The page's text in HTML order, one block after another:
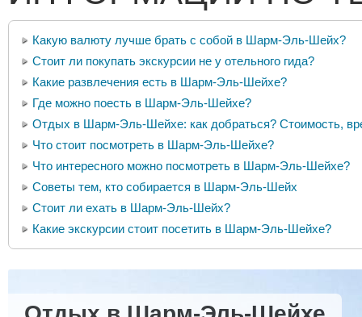
Какую валюту лучше брать с собой в Шарм-Эль-Шейх?
Стоит ли покупать экскурсии не у отельного гида?
Какие развлечения есть в Шарм-Эль-Шейхе?
Где можно поесть в Шарм-Эль-Шейхе?
Отдых в Шарм-Эль-Шейхе: как добраться? Стоимость,
Что стоит посмотреть в Шарм-Эль-Шейхе?
Что интересного можно посмотреть в Шарм-Эль-Шейхе?
Советы тем, кто собирается в Шарм-Эль-Шейх
Стоит ли ехать в Шарм-Эль-Шейх?
Какие экскурсии стоит посетить в Шарм-Эль-Шейхе?